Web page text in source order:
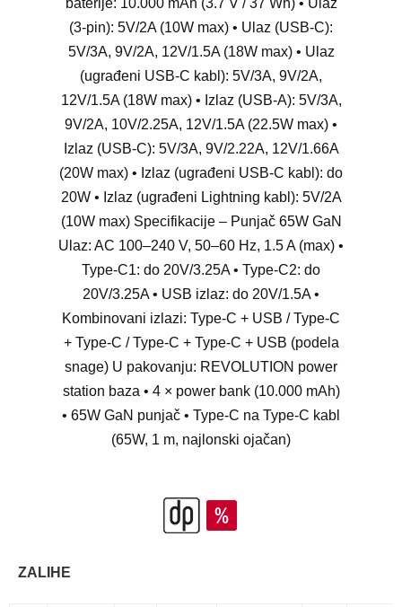
(3-pin): 5V/2A (10W max) • Ulaz (USB-C):
5V/3A, 9V/2A, 12V/1.5A (18W max) • Ulaz
(ugrađeni USB-C kabl): 5V/3A, 9V/2A,
12V/1.5A (18W max) • Izlaz (USB-A): 5V/3A,
9V/2A, 10V/2.25A, 12V/1.5A (22.5W max) •
Izlaz (USB-C): 5V/3A, 9V/2.22A, 12V/1.66A
(20W max) • Izlaz (ugrađeni USB-C kabl): do
20W • Izlaz (ugrađeni Lightning kabl): 5V/2A
(10W max) Specifikacije – Punjač 65W GaN
Ulaz: AC 100–240 V, 50–60 Hz, 1.5 A (max) •
Type-C1: do 20V/3.25A • Type-C2: do
20V/3.25A • USB izlaz: do 20V/1.5A •
Kombinovani izlazi: Type-C + USB / Type-C
+ Type-C / Type-C + Type-C + USB (podela
snage) U pakovanju: REVOLUTION power
station baza • 4 × power bank (10.000 mAh)
• 65W GaN punjač • Type-C na Type-C kabl
(65W, 1 m, najlonski ojačan)
ZALIHE